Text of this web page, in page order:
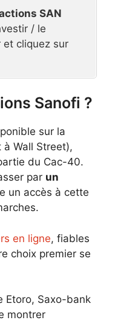
SAN
/ le
et cliquez sur
Sanofi ?
sur la
Wall Street),
du Cac-40.
par un
un accès à cette
en ligne, fiables
choix premier se
Etoro, Saxo-bank
montrer